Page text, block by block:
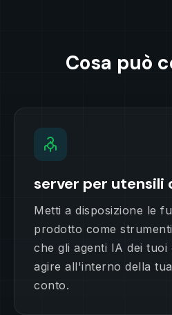
Cosa può
server per utensili
Metti a disposizione le
prodotto come
che gli agenti IA dei tuoi
agire all'interno della
conto.